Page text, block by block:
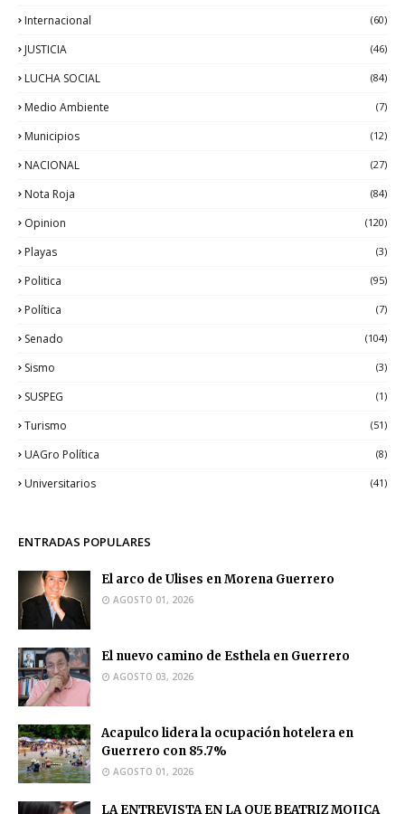
Internacional (60)
JUSTICIA (46)
LUCHA SOCIAL (84)
Medio Ambiente (7)
Municipios (12)
NACIONAL (27)
Nota Roja (84)
Opinion (120)
Playas (3)
Politica (95)
Política (7)
Senado (104)
Sismo (3)
SUSPEG (1)
Turismo (51)
UAGro Política (8)
Universitarios (41)
ENTRADAS POPULARES
El arco de Ulises en Morena Guerrero
AGOSTO 01, 2026
El nuevo camino de Esthela en Guerrero
AGOSTO 03, 2026
Acapulco lidera la ocupación hotelera en
Guerrero con 85.7%
AGOSTO 01, 2026
LA ENTREVISTA EN LA QUE BEATRIZ MOJICA